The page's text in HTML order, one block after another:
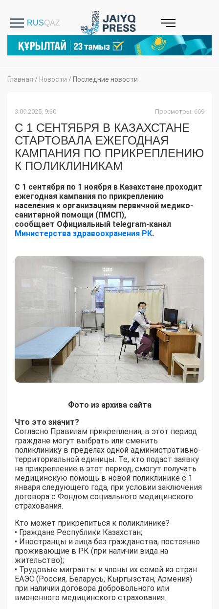
Главная / Новости / Последние новости
3.09.2025, 9:30 Просмотры: 669
С 1 СЕНТЯБРЯ В КАЗАХСТАНЕ
СТАРТОВАЛА ЕЖЕГОДНАЯ
КАМПАНИЯ ПО ПРИКРЕПЛЕНИЮ
К ПОЛИКЛИНИКАМ
С 1 сентября по 1 ноября в Казахстане проходит
ежегодная кампания по прикреплению
населения к организациям первичной медико-
санитарной помощи (ПМСП),
сообщает Официальный telegram-канал
Министерства здравоохранения РК.
Фото из архива сайта
Что это значит?
Согласно Правилам прикрепления, в этот период
граждане могут выбрать или сменить
поликлинику в пределах одной административно-
территориальной единицы. Те, кто подаст заявку
на прикрепление в этот период, смогут получать
медицинскую помощь в новой поликлинике с 1
января следующего года, при условии заключения
договора с Фондом социального медицинского
страхования.
Кто может прикрепиться к поликлинике?
• Граждане Республики Казахстан;
• Иностранцы и лица без гражданства, постоянно
проживающие в РК (при наличии вида на
жительство);
• Трудовые мигранты и члены их семей из стран
ЕАЭС (Россия, Беларусь, Кыргызстан, Армения)
при наличии договора добровольного или
вмененного медицинского страхования.